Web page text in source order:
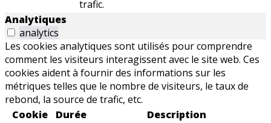
trafic.
Analytiques
analytics
Les cookies analytiques sont utilisés pour comprendre
comment les visiteurs interagissent avec le site web. Ces
cookies aident à fournir des informations sur les
métriques telles que le nombre de visiteurs, le taux de
rebond, la source de trafic, etc.
Cookie
Durée Description